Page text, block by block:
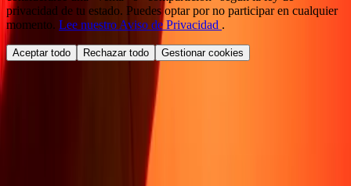
privacidad de tu estado. Puedes optar por no participar en cualquier
momento. Lee nuestro Aviso de Privacidad .
Aceptar todo Rechazar todo Gestionar cookies